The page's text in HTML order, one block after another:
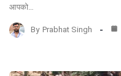
आपको…
By Prabhat Singh